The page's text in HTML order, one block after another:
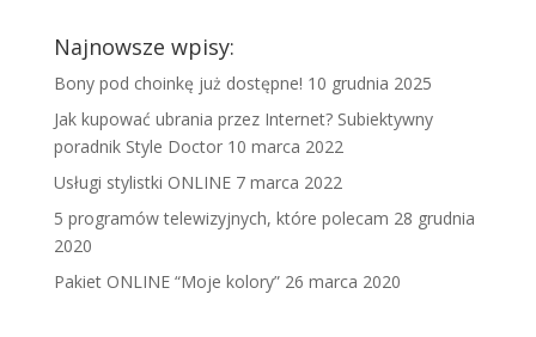
Najnowsze wpisy:
Bony pod choinkę już dostępne! 10 grudnia 2025
Jak kupować ubrania przez Internet? Subiektywny
poradnik Style Doctor 10 marca 2022
Usługi stylistki ONLINE 7 marca 2022
5 programów telewizyjnych, które polecam 28 grudnia
2020
Pakiet ONLINE “Moje kolory” 26 marca 2020